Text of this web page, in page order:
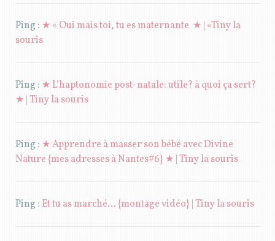
Ping : ★ « Oui mais toi, tu es maternante ★ | «Tiny la
souris
Ping : ★ L’haptonomie post-natale: utile? à quoi ça sert?
★ | Tiny la souris
Ping : ★ Apprendre à masser son bébé avec Divine
Nature {mes adresses à Nantes#6} ★ | Tiny la souris
Ping : Et tu as marché… {montage vidéo} | Tiny la souris